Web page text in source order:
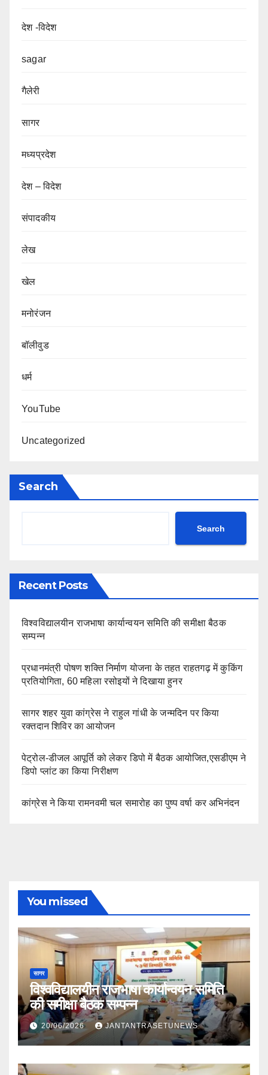
देश -विदेश
sagar
गैलेरी
सागर
मध्यप्रदेश
देश – विदेश
संपादकीय
लेख
खेल
मनोरंजन
बॉलीवुड
धर्म
YouTube
Uncategorized
Search
Search
Recent Posts
विश्वविद्यालयीन राजभाषा कार्यान्वयन समिति की समीक्षा बैठक
सम्पन्न
प्रधानमंत्री पोषण शक्ति निर्माण योजना के तहत राहतगढ़ में कुकिंग
प्रतियोगिता, 60 महिला रसोइयों ने दिखाया हुनर
सागर शहर युवा कांग्रेस ने राहुल गांधी के जन्मदिन पर किया
रक्तदान शिविर का आयोजन
पेट्रोल-डीजल आपूर्ति को लेकर डिपो में बैठक आयोजित,एसडीएम ने
डिपो प्लांट का किया निरीक्षण
कांग्रेस ने किया रामनवमी चल समारोह का पुष्प वर्षा कर अभिनंदन
You missed
सागर
विश्वविद्यालयीन राजभाषा कार्यान्वयन समिति
की समीक्षा बैठक सम्पन्न
20/06/2026 JANTANTRASETUNEWS